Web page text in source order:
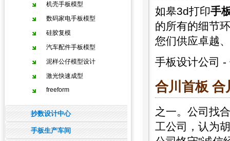
机壳手板模型
数码家电手板模型
硅胶复模
汽车配件手板模型
泥样公仔模型设计
激光快速成型
freeform
抄数设计中心
手板生产车间
如皋3d打印手
的所有的细节
您们供应卓越
手板设计公司 -
合川首板 合
之一。公司找
工公司，认为